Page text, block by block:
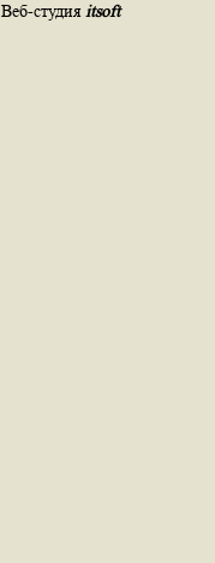
Веб-студия itsoft